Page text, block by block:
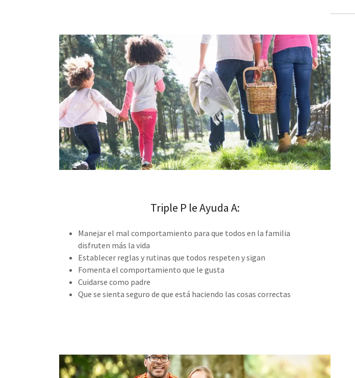
Triple P le Ayuda A:
Manejar el mal comportamiento para que todos en la familia
disfruten más la vida
Establecer reglas y rutinas que todos respeten y sigan
Fomenta el comportamiento que le gusta
Cuidarse como padre
Que se sienta seguro de que está haciendo las cosas correctas